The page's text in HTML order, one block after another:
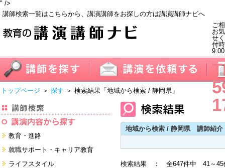
" />
講師検索一覧はこちらから、講演講師をお探しの方は講演講師ナビへ
ご
お
せ
付
トップページ ＞ 探す ＞ 検索結果 「地域から検索 / 静岡県」
教育・進路
進学・受験
教員・保護者
就職サポート・キャリア教育
就職サポートツール対策
ライフスタイル
地域から検索 / 静岡県 講師紹介
検索結果 ： 全647件中 41～45